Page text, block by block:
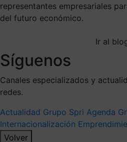
representantes empresariales
del futuro económico.
Ir al
Síguenos
Canales especializados y
redes.
Actualidad Grupo Spri Agenda
Internacionalización
Volver